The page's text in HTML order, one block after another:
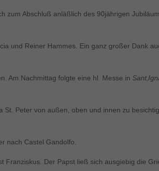
zum Abschluß anläßlich des 90jährigen
und Reiner Hammes. Ein ganz großer Dank
Am Nachmittag folgte eine hl. Messe in Sant
Peter von außen, oben und innen zu
nach Castel Gandolfo.
Der Papst ließ sich ausgiebig die